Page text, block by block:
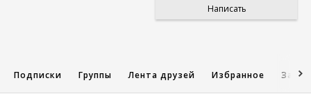
Написать
Подписки Группы Лента друзей Избранное